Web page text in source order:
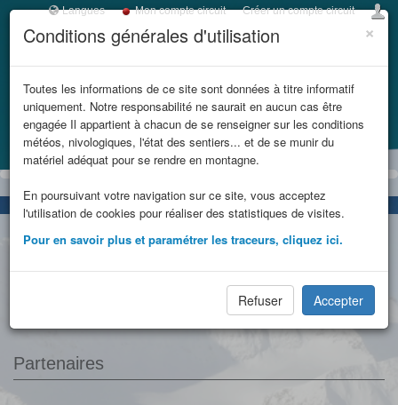
×
Conditions générales d'utilisation
Toutes les informations de ce site sont données à titre informatif
uniquement. Notre responsabilité ne saurait en aucun cas être
engagée Il appartient à chacun de se renseigner sur les conditions
météos, nivologiques, l'état des sentiers... et de se munir du
matériel adéquat pour se rendre en montagne.
En poursuivant votre navigation sur ce site, vous acceptez
l'utilisation de cookies pour réaliser des statistiques de visites.
Pour en savoir plus et paramétrer les traceurs, cliquez ici.
Refuser Accepter
Langues Mon compte circuit Créer un compte circuit
LES REFUGES DE
SAVOIE
et massifs
limitrophes
Accueil Refuges en famille
LES REFUGES DE SAVOIE
Partenaires